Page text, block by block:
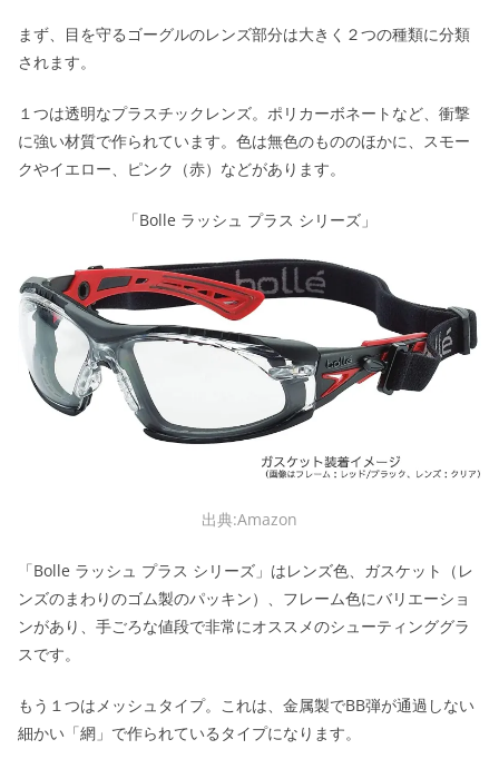
まず、目を守るゴーグルのレンズ部分は大きく２つの種類に分類
されます。
１つは透明なプラスチックレンズ。ポリカーボネートなど、衝撃
に強い材質で作られています。色は無色のもののほかに、スモー
クやイエロー、ピンク（赤）などがあります。
「Bolle ラッシュ プラス シリーズ」
出典:Amazon
「Bolle ラッシュ プラス シリーズ」はレンズ色、ガスケット（レ
ンズのまわりのゴム製のパッキン）、フレーム色にバリエーショ
ンがあり、手ごろな値段で非常にオススメのシューティンググラ
スです。
もう１つはメッシュタイプ。これは、金属製でBB弾が通過しない
細かい「網」で作られているタイプになります。